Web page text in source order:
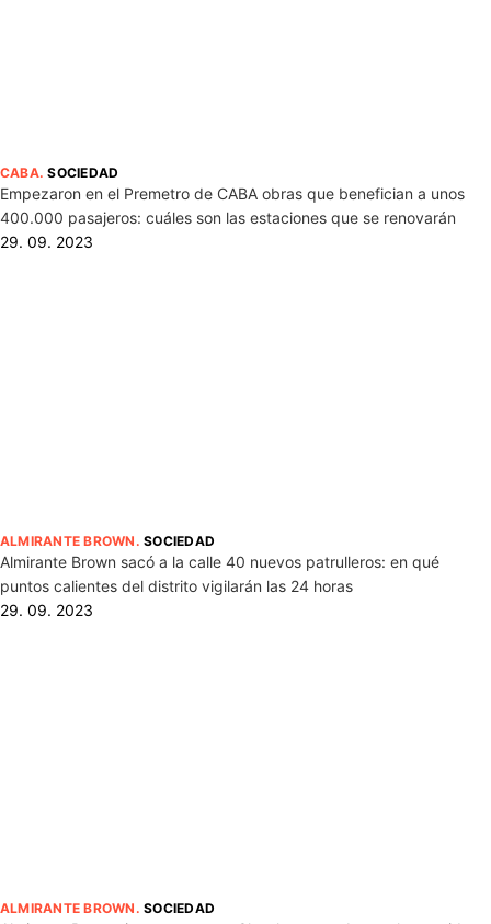
CABA.SOCIEDAD
Empezaron en el Premetro de CABA obras que benefician a unos
400.000 pasajeros: cuáles son las estaciones que se renovarán
29. 09. 2023
ALMIRANTE BROWN .SOCIEDAD
Almirante Brown sacó a la calle 40 nuevos patrulleros: en qué
puntos calientes del distrito vigilarán las 24 horas
29. 09. 2023
ALMIRANTE BROWN .SOCIEDAD